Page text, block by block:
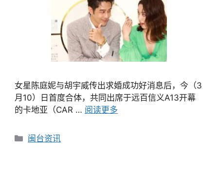
女星陈庭妮与胡宇威传出求婚成功好消息后，今（3
月10）日首度合体，共同出席于远百信义A13开幕
的卡地亚（CAR … 阅读更多
分
闽台资讯